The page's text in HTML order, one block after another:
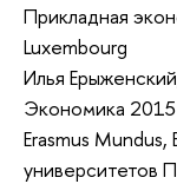
Прикладная
Luxembourg
Илья
Экономика
Erasmus Mundus,
университетов